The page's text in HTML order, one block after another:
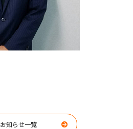
お知らせ一覧